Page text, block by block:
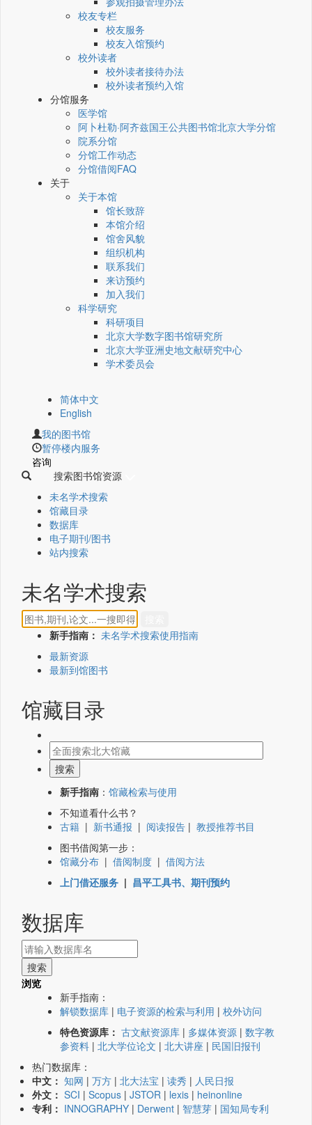
校友专栏
校友服务
校友入馆预约
校外读者
校外读者接待办法
校外读者预约入馆
分馆服务
医学馆
阿卜杜勒·阿齐兹国王公共图书馆北京大学分馆
院系分馆
分馆工作动态
分馆借阅FAQ
关于
关于本馆
馆长致辞
本馆介绍
馆舍风貌
组织机构
联系我们
来访预约
加入我们
科学研究
科研项目
北京大学数字图书馆研究所
北京大学亚洲史地文献研究中心
学术委员会
简体中文
English
我的图书馆
暂停楼内服务
咨询
搜索图书馆资源
未名学术搜索
馆藏目录
数据库
电子期刊/图书
站内搜索
未名学术搜索
新手指南： 未名学术搜索使用指南
最新资源
最新到馆图书
馆藏目录
新手指南 ： 馆藏检索与使用
不知道看什么书？
古籍 | 新书通报 | 阅读报告 | 教授推荐书目
图书借阅第一步：
馆藏分布 | 借阅制度 | 借阅方法
上门借还服务 | 昌平工具书、期刊预约
数据库
浏览
新手指南：
解锁数据库 | 电子资源的检索与利用 | 校外访问
特色资源库： 古文献资源库 | 多媒体资源 | 数字教
参资料 | 北大学位论文 | 北大讲座 | 民国旧报刊
热门数据库：
中文： 知网 | 万方 | 北大法宝 | 读秀 | 人民日报
外文： SCI | Scopus | JSTOR | lexis | heinonline
专利： INNOGRAPHY | Derwent | 智慧芽 | 国知局专利